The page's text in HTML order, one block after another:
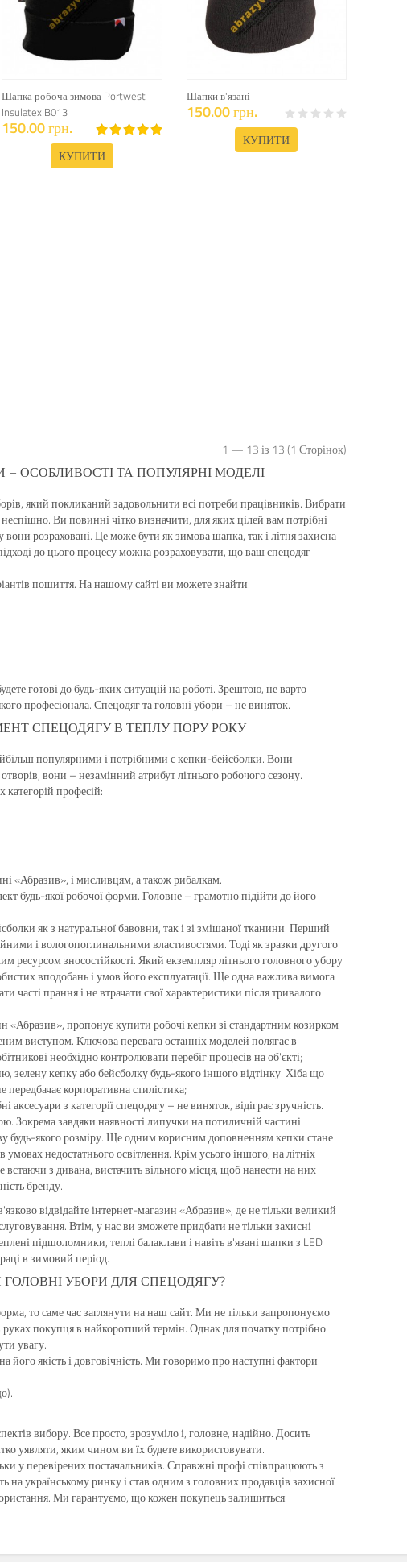
Шапка робоча зимова Portwest
Insulatex B013
150.00 грн.
КУПИТИ
Шапки в'язані
150.00 грн.
КУПИТИ
1 — 13 із 13 (1 Сторінок)
ОСОБЛИВОСТІ ТА ПОПУЛЯРНІ МОДЕЛІ
який покликаний задовольнити всі потреби працівників. Вибрати
Ви повинні чітко визначити, для яких цілей вам потрібні
розраховані. Це може бути як зимова шапка, так і літня захисна
до цього процесу можна розраховувати, що ваш спецодяг
пошиття. На нашому сайті ви можете знайти:
готові до будь-яких ситуацій на роботі. Зрештою, не варто
професіонала. Спецодяг та головні убори – не виняток.
СПЕЦОДЯГУ В ТЕПЛУ ПОРУ РОКУ
популярними і потрібними є кепки-бейсболки. Вони
вони – незамінний атрибут літнього робочого сезону.
професій:
«Абразив», і мисливцям, а також рибалкам.
будь-якої робочої форми. Головне – грамотно підійти до його
як з натуральної бавовни, так і зі змішаної тканини. Перший
і вологопоглинальними властивостями. Тоді як зразки другого
ресурсом зносостійкості. Який екземпляр літнього головного убору
вподобань і умов його експлуатації. Ще одна важлива вимога
прання і не втрачати свої характеристики після тривалого
пропонує купити робочі кепки зі стандартним козирком
виступом. Ключова перевага останніх моделей полягає в
необхідно контролювати перебіг процесів на об'єкті;
кепку або бейсболку будь-якого іншого відтінку. Хіба що
корпоративна стилістика;
з категорії спецодягу – не виняток, відіграє зручність.
завдяки наявності липучки на потиличній частині
будь-якого розміру. Ще одним корисним доповненням кепки стане
недостатнього освітлення. Крім усього іншого, на літніх
з дивана, вистачить вільного місця, щоб нанести на них
бренду.
відвідайте інтернет-магазин «Абразив», де не тільки великий
Втім, у нас ви зможете придбати не тільки захисні
підшоломники, теплі балаклави і навіть в'язані шапки з LED
в зимовий період.
УБОРИ ДЛЯ СПЕЦОДЯГУ?
то саме час заглянути на наш сайт. Ми не тільки запропонуємо
покупця в найкоротший термін. Однак для початку потрібно
увагу.
його якість і довговічність. Ми говоримо про наступні фактори:
вибору. Все просто, зрозуміло і, головне, надійно. Досить
уявляти, яким чином ви їх будете використовувати.
у перевірених постачальників. Справжні профі співпрацюють з
українському ринку і став одним з головних продавців захисної
Ми гарантуємо, що кожен покупець залишиться